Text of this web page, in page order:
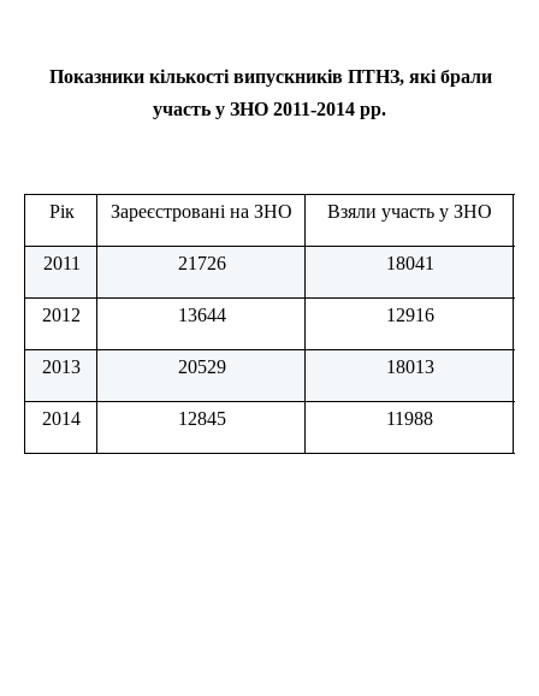
Показники кількості випускників ПТНЗ, які брали
участь у ЗНО 2011-2014 рр.
Рік Зареєстровані на ЗНО Взяли участь у ЗНО
2011 21726 18041
2012 13644 12916
2013 20529 18013
2014 12845 11988